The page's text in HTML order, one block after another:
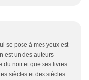
se pose à mes yeux est
est un des auteurs
du noir et que ses livres
siècles et des siècles.